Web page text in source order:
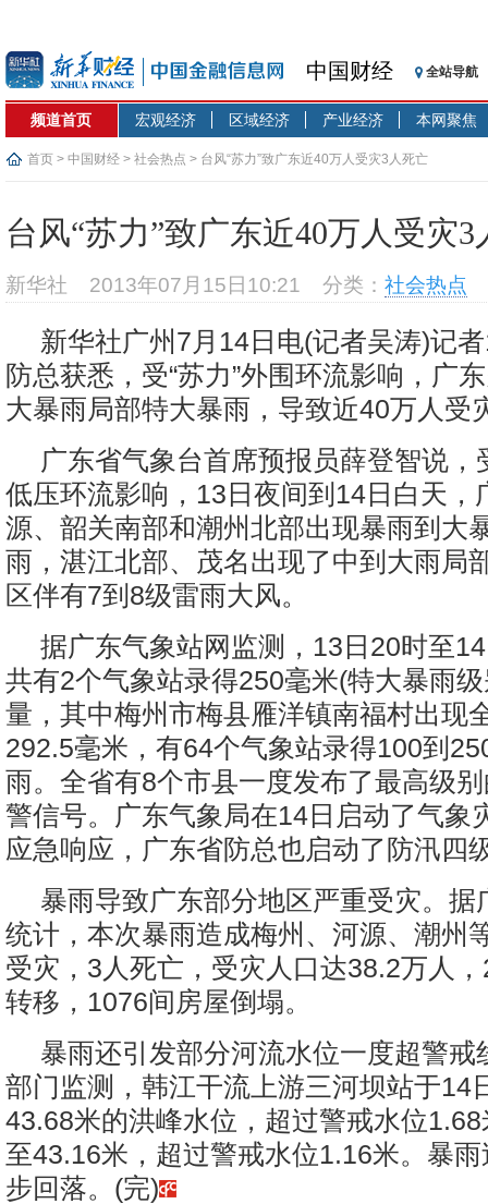
中国财经 全站导航
频道首页 宏观经济 区域经济 产业经济 本网聚焦
首页 > 中国财经 > 社会热点 > 台风“苏力”致广东近40万人受灾3人死亡
台风“苏力”致广东近40万人受灾3
新华社 2013年07月15日10:21 分类： 社会热点
新华社广州7月14日电(记者吴涛)记
防总获悉，受“苏力”外围环流影响，广
大暴雨局部特大暴雨，导致近40万人受
广东省气象台首席预报员薛登智说，
低压环流影响，13日夜间到14日白天，
源、韶关南部和潮州北部出现暴雨到大
雨，湛江北部、茂名出现了中到大雨局
区伴有7到8级雷雨大风。
据广东气象站网监测，13日20时至
共有2个气象站录得250毫米(特大暴雨
量，其中梅州市梅县雁洋镇南福村出现
292.5毫米，有64个气象站录得100到
雨。全省有8个市县一度发布了最高级
警信号。广东气象局在14日启动了气象
应急响应，广东省防总也启动了防汛四
暴雨导致广东部分地区严重受灾。据
统计，本次暴雨造成梅州、河源、潮州
受灾，3人死亡，受灾人口达38.2万人
转移，1076间房屋倒塌。
暴雨还引发部分河流水位一度超警戒
部门监测，韩江干流上游三河坝站于14
43.68米的洪峰水位，超过警戒水位
至43.16米，超过警戒水位1.16米。暴
步回落。(完)